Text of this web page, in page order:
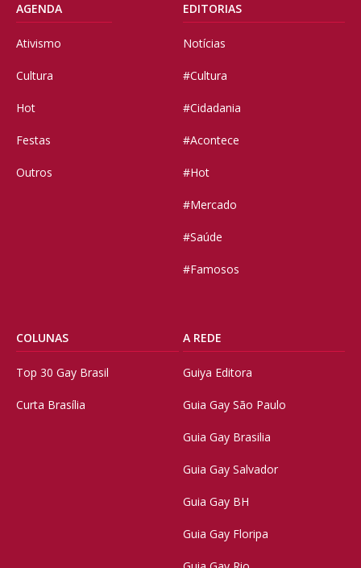
AGENDA
Ativismo
Cultura
Hot
Festas
Outros
EDITORIAS
Notícias
#Cultura
#Cidadania
#Acontece
#Hot
#Mercado
#Saúde
#Famosos
COLUNAS
Top 30 Gay Brasil
Curta Brasília
A REDE
Guiya Editora
Guia Gay São Paulo
Guia Gay Brasilia
Guia Gay Salvador
Guia Gay BH
Guia Gay Floripa